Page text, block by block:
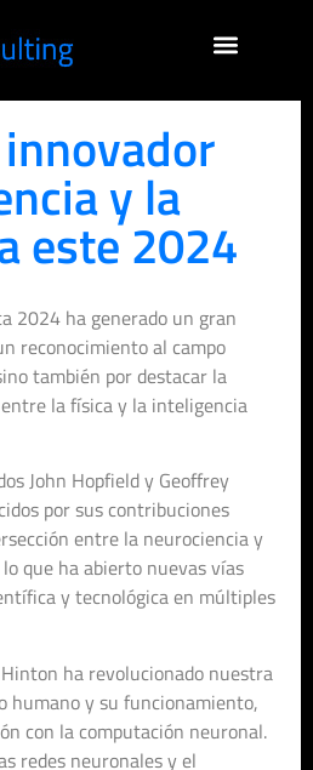
y la
este 2024
2024 ha generado un gran
reconocimiento al campo
también por destacar la
la física y la inteligencia
John Hopfield y Geoffrey
por sus contribuciones
entre la neurociencia y
que ha abierto nuevas vías
y tecnológica en múltiples
ha revolucionado nuestra
humano y su funcionamiento,
con la computación neuronal.
redes neuronales y el